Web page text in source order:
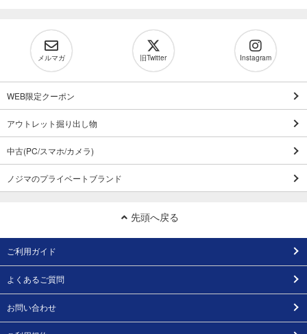
メルマガ 旧Twitter Instagram
WEB限定クーポン
アウトレット掘り出し物
中古(PC/スマホ/カメラ)
ノジマのプライベートブランド
先頭へ戻る
ご利用ガイド
よくあるご質問
お問い合わせ